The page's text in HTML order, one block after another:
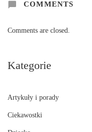
COMMENTS
Comments are closed.
Kategorie
Artykuły i porady
Ciekawostki